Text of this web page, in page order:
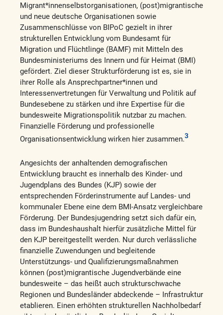
Migrant*innenselbstorganisationen, (post)migrantische
und neue deutsche Organisationen sowie
Zusammenschlüsse von BIPoC gezielt in ihrer
strukturellen Entwicklung vom Bundesamt für
Migration und Flüchtlinge (BAMF) mit Mitteln des
Bundesministeriums des Innern und für Heimat (BMI)
gefördert. Ziel dieser Strukturförderung ist es, sie in
ihrer Rolle als Ansprechpartner*innen und
Interessenvertretungen für Verwaltung und Politik auf
Bundesebene zu stärken und ihre Expertise für die
bundesweite Migrationspolitik nutzbar zu machen.
Finanzielle Förderung und professionelle
Organisationsentwicklung wirken hier zusammen.3
Angesichts der anhaltenden demografischen
Entwicklung braucht es innerhalb des Kinder- und
Jugendplans des Bundes (KJP) sowie der
entsprechenden Förderinstrumente auf Landes- und
kommunaler Ebene eine dem BMI-Ansatz vergleichbare
Förderung. Der Bundesjugendring setzt sich dafür ein,
dass im Bundeshaushalt hierfür zusätzliche Mittel für
den KJP bereitgestellt werden. Nur durch verlässliche
finanzielle Zuwendungen und begleitende
Unterstützungs- und Qualifizierungsmaßnahmen
können (post)migrantische Jugendverbände eine
bundesweite – das heißt auch strukturschwache
Regionen und Bundesländer abdeckende – Infrastruktur
etablieren. Einen erhöhten strukturellen Nachholbedarf